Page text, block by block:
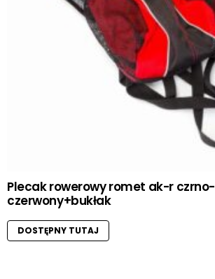
Plecak rowerowy romet ak-r czrno-
czerwony+bukłak
DOSTĘPNY TUTAJ